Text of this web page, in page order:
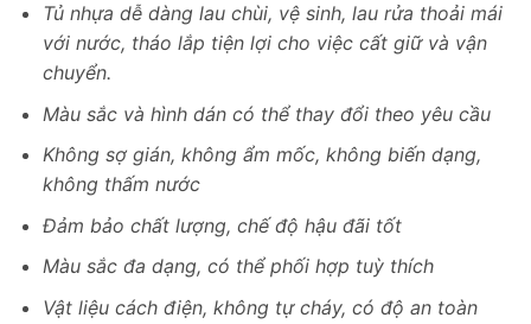
Tủ nhựa dễ dàng lau chùi, vệ sinh, lau rửa thoải mái
với nước, tháo lắp tiện lợi cho việc cất giữ và vận
chuyển.
Màu sắc và hình dán có thể thay đổi theo yêu cầu
Không sợ gián, không ẩm mốc, không biến dạng,
không thấm nước
Đảm bảo chất lượng, chế độ hậu đãi tốt
Màu sắc đa dạng, có thể phối hợp tuỳ thích
Vật liệu cách điện, không tự cháy, có độ an toàn